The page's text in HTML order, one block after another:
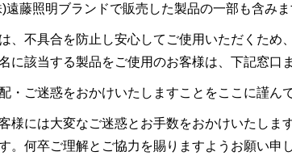
遠藤照明ブランドで販売した製品の一部も含みま
、不具合を防止し安心してご使用いただくた
に該当する製品をご使用のお客様は、下記窓口
・ご迷惑をおかけいたしますことをここに謹ん
様には大変なご迷惑とお手数をおかけいたし
。何卒ご理解とご協力を賜りますようお願い申